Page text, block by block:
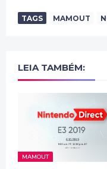
TAGS MAMOUT
LEIA TAMBÉM:
MAMOUT